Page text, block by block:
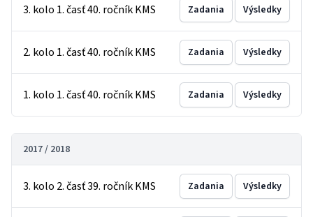
3. kolo 1. časť 40. ročník KMS Zadania Výsledky
2. kolo 1. časť 40. ročník KMS Zadania Výsledky
1. kolo 1. časť 40. ročník KMS Zadania Výsledky
2017 / 2018
3. kolo 2. časť 39. ročník KMS Zadania Výsledky